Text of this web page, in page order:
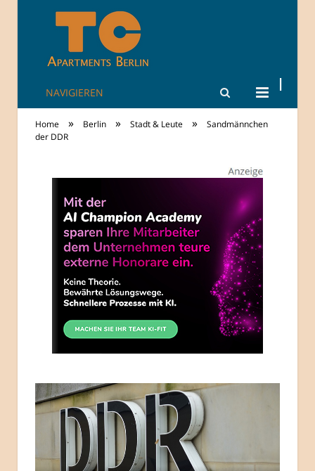
TheCity: Living
Berlin
NAVIGIEREN
Home » Berlin » Stadt & Leute »
Sandmännchen
der DDR